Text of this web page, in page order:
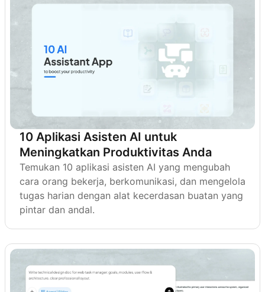
10 Aplikasi Asisten AI untuk
Meningkatkan Produktivitas Anda
Temukan 10 aplikasi asisten AI yang mengubah
cara orang bekerja, berkomunikasi, dan mengelola
tugas harian dengan alat kecerdasan buatan yang
pintar dan andal.